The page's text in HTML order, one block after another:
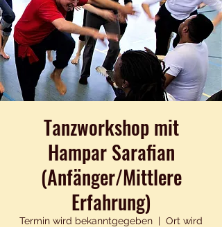
Tanzworkshop mit
Hampar Sarafian
(Anfänger/Mittlere
Erfahrung)
Termin wird bekanntgegeben
  |
Ort wird